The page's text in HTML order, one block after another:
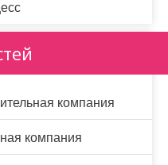
компания
компания